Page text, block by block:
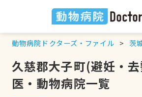
動物病院ドクターズ・ファイル 茨
久慈郡大子町(避妊・
医・動物病院一覧